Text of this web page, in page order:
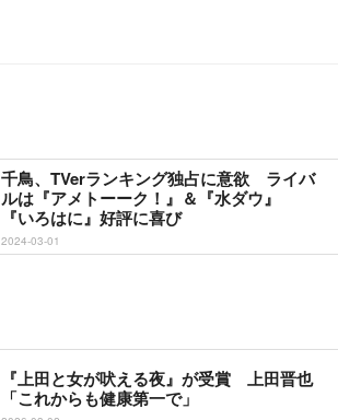
千鳥、TVerランキング独占に意欲 ライバ
ルは『アメトーーク！』＆『水ダウ』
『いろはに』好評に喜び
2024-03-01
『上田と女が吠える夜』が受賞 上田晋也
「これからも健康第一で」